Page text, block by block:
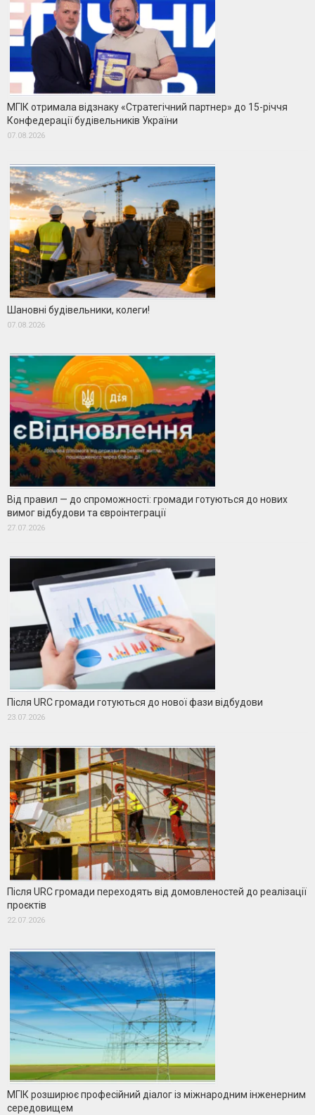
МГІК отримала відзнаку «Стратегічний партнер» до 15-річчя
Конфедерації будівельників України
07.08.2026
Шановні будівельники, колеги!
07.08.2026
Від правил — до спроможності: громади готуються до нових
вимог відбудови та євроінтеграції
27.07.2026
Після URC громади готуються до нової фази відбудови
23.07.2026
Після URC громади переходять від домовленостей до реалізації
проєктів
22.07.2026
МГІК розширює професійний діалог із міжнародним інженерним
середовищем